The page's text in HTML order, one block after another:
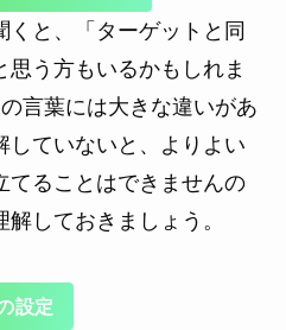
と、「ターゲットと同
思う方もいるかもしれま
言葉には大きな違いがあ
していないと、よりよい
てることはできませんの
しておきましょう。
設定